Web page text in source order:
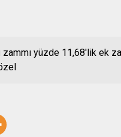
zammı yüzde 11,68'lik ek